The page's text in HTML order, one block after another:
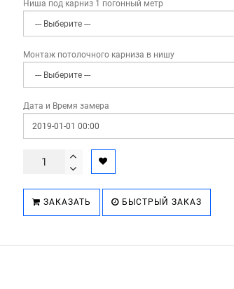
Ниша под карниз 1 погонный метр
Монтаж потолочного карниза в нишу
Дата и Время замера
ЗАКАЗАТЬ БЫСТРЫЙ ЗАКАЗ